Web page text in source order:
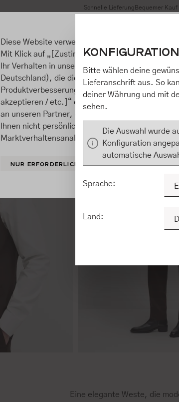
Schnelle Lieferung Bequemer
Eine elegante Weste, die
Diese Website verwendet Cookies, um eine
Mit Klick auf „[Zustimmen / Alles akzeptieren /
Ihr Verhalten in unserem Shop an unseren
Deutschland), die diese Daten Ihnen nicht
Produktverbesserungen,
akzeptieren / etc.]“ erteilen Sie Ihre Einwilligung
an unseren Partner, die shopware AG
Ihnen nicht persönlich zuordnen kann, sie aber
Marktverhaltensanalysen) verarbeiten darf.
NUR ERFORDERLICHE KONFIGURIEREN
Bitte wählen deine
Lieferanschrift aus. So
deiner Währung und mit
sehen.
Die Auswahl wurde
Konfiguration
automatische
Sprache:
Land: